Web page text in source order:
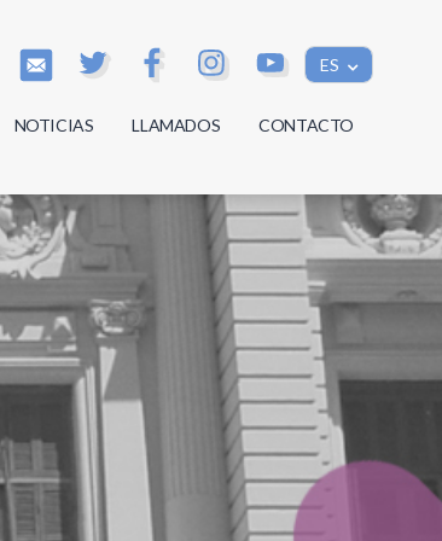
ES
NOTICIAS LLAMADOS CONTACTO